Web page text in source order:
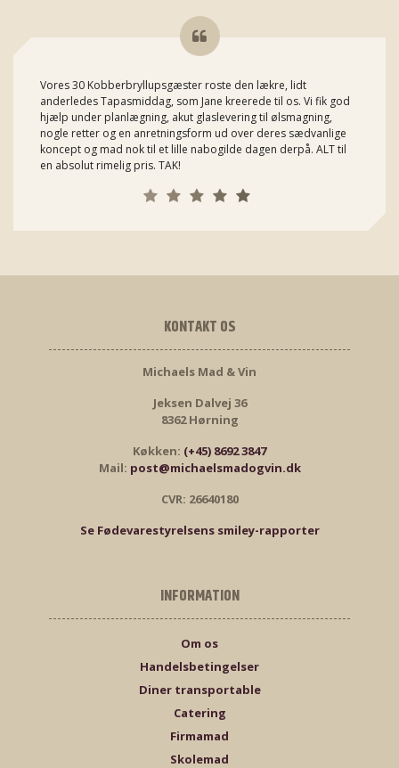
Vores 30 Kobberbryllupsgæster roste den lækre, lidt
anderledes Tapasmiddag, som Jane kreerede til os. Vi fik god
hjælp under planlægning, akut glaslevering til ølsmagning,
nogle retter og en anretningsform ud over deres sædvanlige
koncept og mad nok til et lille nabogilde dagen derpå. ALT til
en absolut rimelig pris. TAK!
KONTAKT OS
Michaels Mad & Vin
Jeksen Dalvej 36
8362 Hørning
Køkken: (+45) 8692 3847
Mail: post@michaelsmadogvin.dk
CVR: 26640180
Se Fødevarestyrelsens smiley-rapporter
INFORMATION
Om os
Handelsbetingelser
Diner transportable
Catering
Firmamad
Skolemad